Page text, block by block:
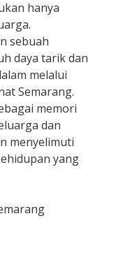
hanya
sebuah
daya tarik dan
melalui
Semarang.
memori
dan
menyelimuti
yang